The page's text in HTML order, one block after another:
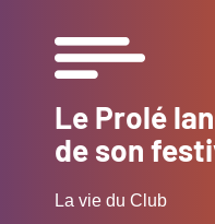
Le Prolé
de son
La vie du Club